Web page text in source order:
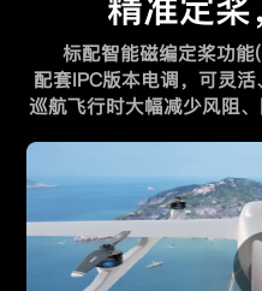
标配智能磁编定桨功能
配套IPC版本电调，可灵活
巡航飞行时大幅减少风阻